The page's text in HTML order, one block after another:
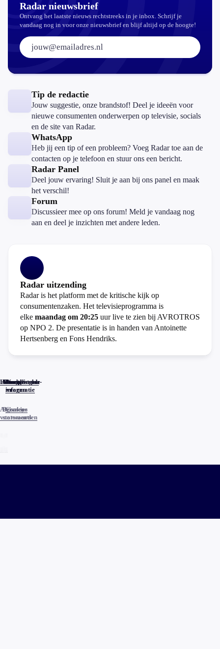
Radar nieuwsbrief
Ontvang het laatste nieuws rechtstreeks in je inbox. Schrijf je
vandaag nog in voor onze nieuwsbrief en blijf altijd op de hoogte!
E-mailadres:
Tip de redactie
Jouw suggestie, onze brandstof! Deel je ideeën voor
nieuwe consumenten onderwerpen op televisie, socials
en de site van Radar.
WhatsApp
Heb jij een tip of een probleem? Voeg Radar toe aan de
contacten op je telefoon en stuur ons een bericht.
Radar Panel
Deel jouw ervaring! Sluit je aan bij ons panel en maak
het verschil!
Forum
Discussieer mee op ons forum! Meld je vandaag nog
aan en deel je inzichten met andere leden.
Radar uitzending
Radar is het platform met de kritische kijk op
consumentenzaken. Het televisieprogramma is
elke maandag om 20:25 uur live te zien bij AVROTROS
op NPO 2. De presentatie is in handen van Antoinette
Hertsenberg en Fons Hendriks.
Home
Actueel
Uitzendingen
Reacties
Programma-
informatie
Veelgestelde
vragen
Algemene
voorwaarden
Privacy
statements
Cookies